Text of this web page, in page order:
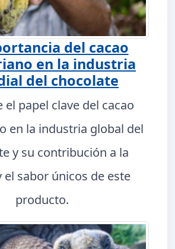
del cacao
en la industria
del chocolate
el papel clave del cacao
en la industria global del
y su contribución a la
el sabor únicos de este
producto.